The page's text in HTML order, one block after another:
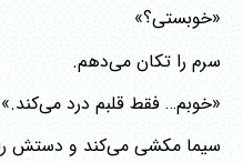
«خوبستی؟»
سرم را تکان می‌دهم.
«خوبم… فقط قلبم درد می‌کند.»
سیما مکشی می‌کند و دستش